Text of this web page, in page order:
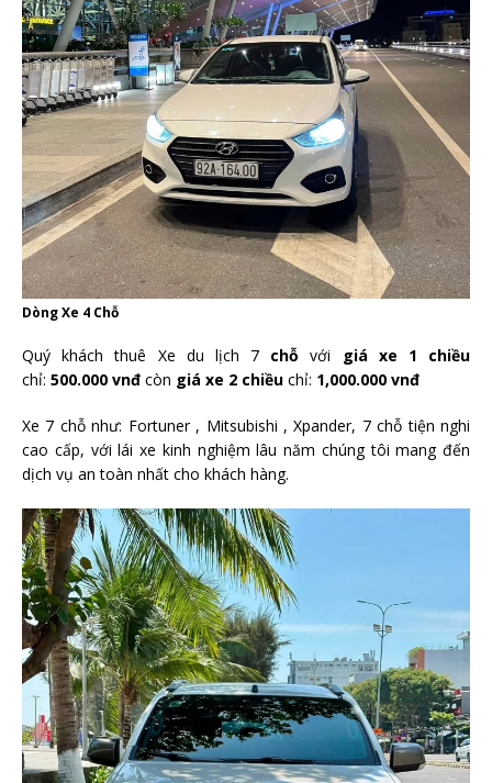
Dòng Xe 4 Chỗ
Quý khách thuê Xe du lịch 7 chỗ với giá xe 1 chiều
chỉ: 500.000 vnđ còn giá xe 2 chiều chỉ: 1,000.000 vnđ
Xe 7 chỗ như: Fortuner , Mitsubishi , Xpander, 7 chỗ tiện nghi
cao cấp, với lái xe kinh nghiệm lâu năm chúng tôi mang đến
dịch vụ an toàn nhất cho khách hàng.